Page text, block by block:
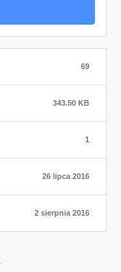
69
343.50 KB
1
26 lipca 2016
2 sierpnia 2016